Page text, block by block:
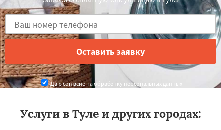
Даю согласие на обработку персональных данных
Услуги в Туле и других городах: